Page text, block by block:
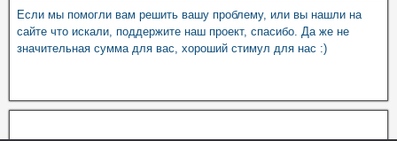
Если мы помогли вам решить вашу проблему, или вы нашли на
сайте что искали, поддержите наш проект, спасибо. Да же не
значительная сумма для вас, хороший стимул для нас :)